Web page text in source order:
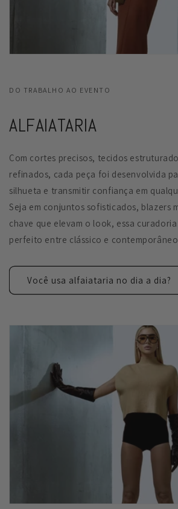
DO TRABALHO AO EVENTO
ALFAIATARIA
Com cortes precisos, tecidos
refinados, cada peça foi desenvolvida
silhueta e transmitir confiança em
Seja em conjuntos sofisticados, blazers
chave que elevam o look, essa
perfeito entre clássico e
Você usa alfaiataria no dia a dia?